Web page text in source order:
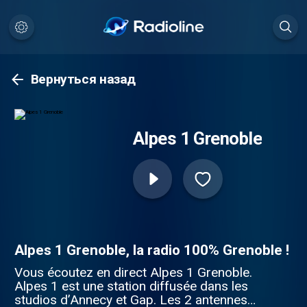
Вернуться назад
Alpes 1 Grenoble
Alpes 1 Grenoble, la radio 100% Grenoble !
Vous écoutez en direct Alpes 1 Grenoble.
Alpes 1 est une station diffusée dans les
studios d’Annecy et Gap. Les 2 antennes